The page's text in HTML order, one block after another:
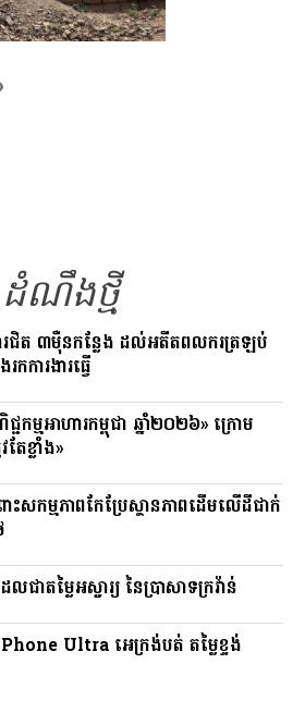
n
k
ដំណឹងថ្មី
រជិត ៣ម៉ឺនកន្លែង ដល់អតីតពលករត្រឡប់
ការងារធ្វើ
កម្មអាហារកម្ពុជា ឆ្នាំ២០២៦» ក្រោម
តែខ្លាំង»
ះសកម្មភាពកែប្រែស្ថានភាពដើមលើដីជាក់
ជាតម្លៃអស្ចារ្យ នៃប្រាសាទក្រវ៉ាន់
Ultra អេក្រង់បត់ តម្លៃខ្ទង់